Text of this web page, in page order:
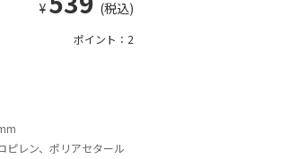
¥ (税込)
ポイント：2
ピレン、ポリアセタール